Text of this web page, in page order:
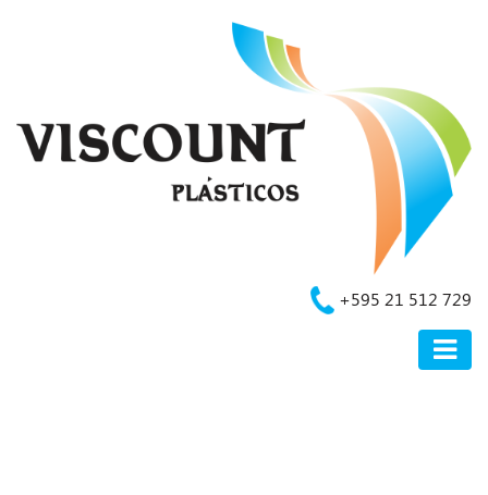
+595 21 512 729